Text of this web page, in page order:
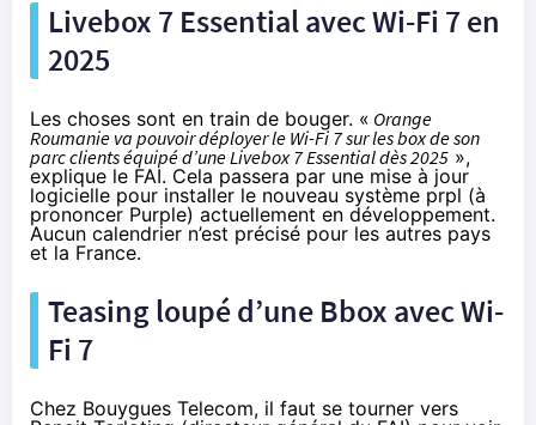
Livebox 7 Essential avec Wi-Fi 7 en
2025
Les choses sont en train de bouger. « Orange
Roumanie va pouvoir déployer le Wi-Fi 7 sur les box de son
parc clients équipé d’une Livebox 7 Essential dès 2025 »,
explique le FAI. Cela passera par une mise à jour
logicielle pour installer le nouveau système prpl (à
prononcer Purple) actuellement en développement.
Aucun calendrier n’est précisé pour les autres pays
et la France.
Teasing loupé d’une Bbox avec Wi-
Fi 7
Chez Bouygues Telecom, il faut se tourner vers